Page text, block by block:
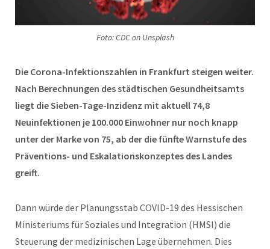
Foto: CDC on Unsplash
Die Corona-Infektionszahlen in Frankfurt steigen weiter.
Nach Berechnungen des städtischen Gesundheitsamts
liegt die Sieben-Tage-Inzidenz mit aktuell 74,8
Neuinfektionen je 100.000 Einwohner nur noch knapp
unter der Marke von 75, ab der die fünfte Warnstufe des
Präventions- und Eskalationskonzeptes des Landes
greift.
Dann würde der Planungsstab COVID-19 des Hessischen
Ministeriums für Soziales und Integration (HMSI) die
Steuerung der medizinischen Lage übernehmen. Dies